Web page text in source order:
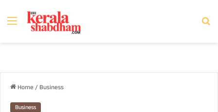
Menu
Home / Business
Business